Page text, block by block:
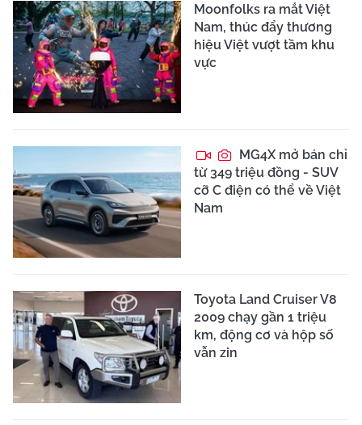
Moonfolks ra mắt Việt
Nam, thúc đẩy thương
hiệu Việt vượt tầm khu
vực
MG4X mở bán chỉ
từ 349 triệu đồng - SUV
cỡ C điện có thể về Việt
Nam
Toyota Land Cruiser V8
2009 chạy gần 1 triệu
km, động cơ và hộp số
vẫn zin